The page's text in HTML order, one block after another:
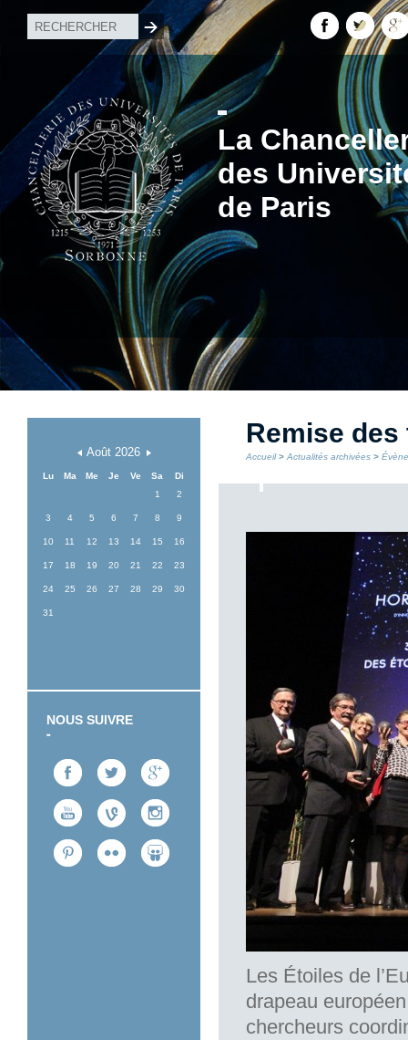
La
des
de Paris
Août2026
Lu Ma Me Je Ve Sa
Di
1
2
3 4 5 6 7 8 9
10 11 12 13 14 15 16
17 18 19 20 21 22 23
24 25 26 27 28 29 30
31
NOUS SUIVRE
Remise des
Accueil> Actualités archivées >
Les Étoiles de
drapeau
chercheurs